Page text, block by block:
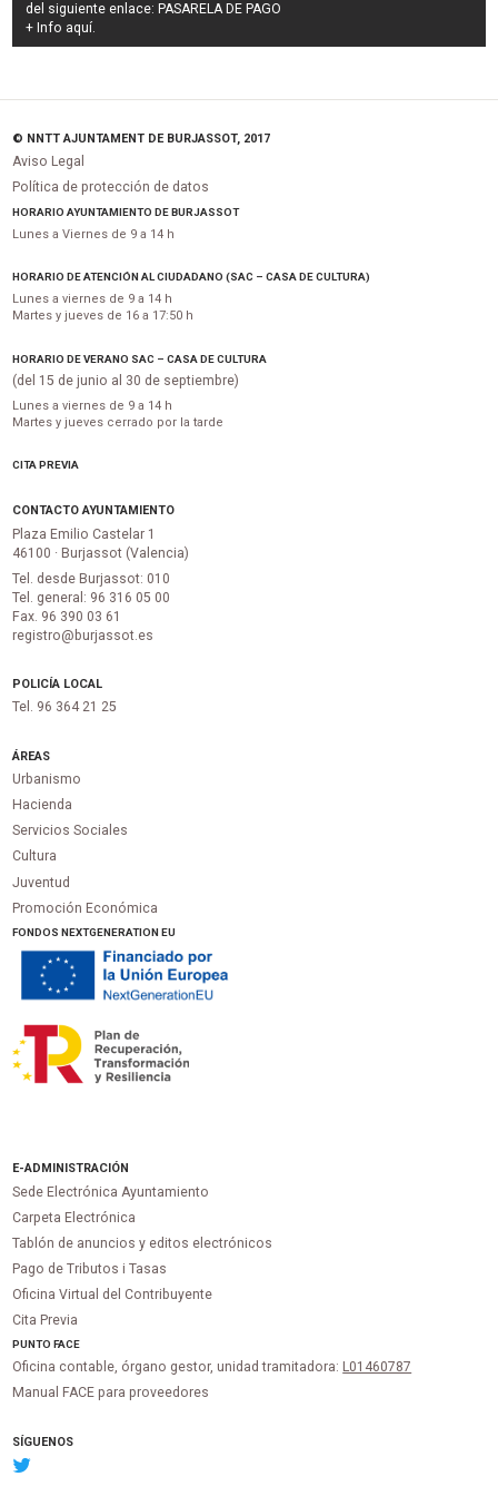
del siguiente enlace: PASARELA DE PAGO
+ Info aquí.
© NNTT AJUNTAMENT DE BURJASSOT, 2017
Aviso Legal
Política de protección de datos
HORARIO AYUNTAMIENTO DE BURJASSOT
Lunes a Viernes de 9 a 14 h
HORARIO DE ATENCIÓN AL CIUDADANO (SAC – CASA DE CULTURA)
Lunes a viernes de 9 a 14 h
Martes y jueves de 16 a 17:50 h
HORARIO DE VERANO SAC – CASA DE CULTURA
(del 15 de junio al 30 de septiembre)
Lunes a viernes de 9 a 14 h
Martes y jueves cerrado por la tarde
CITA PREVIA
CONTACTO AYUNTAMIENTO
Plaza Emilio Castelar 1
46100 · Burjassot (Valencia)
Tel. desde Burjassot: 010
Tel. general: 96 316 05 00
Fax. 96 390 03 61
registro@burjassot.es
POLICÍA LOCAL
Tel. 96 364 21 25
ÁREAS
Urbanismo
Hacienda
Servicios Sociales
Cultura
Juventud
Promoción Económica
FONDOS NEXTGENERATION EU
E-ADMINISTRACIÓN
Sede Electrónica Ayuntamiento
Carpeta Electrónica
Tablón de anuncios y editos electrónicos
Pago de Tributos i Tasas
Oficina Virtual del Contribuyente
Cita Previa
PUNTOFACE
Oficina contable, órgano gestor, unidad tramitadora: L01460787
Manual FACE para proveedores
SÍGUENOS